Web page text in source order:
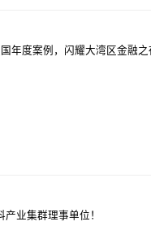
年度案例，闪耀大湾区金融之
业集群理事单位！